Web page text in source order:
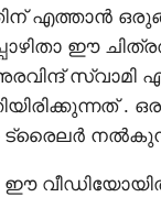
എത്താൻ
ഈ
സ്വാമി
.
ഈ